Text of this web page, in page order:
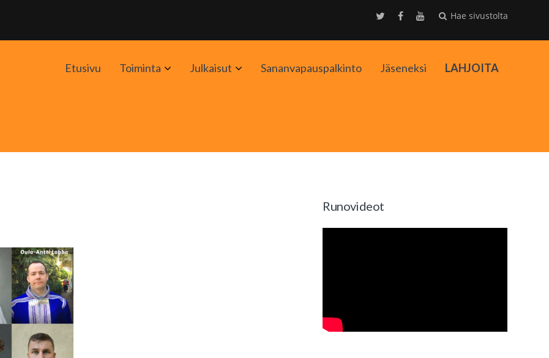
Hae sivustolta
Etusivu Toiminta AvaaJulkaisut AvaaSananvapauspalkinto Jäseneksi LAHJOITA
Runovideot